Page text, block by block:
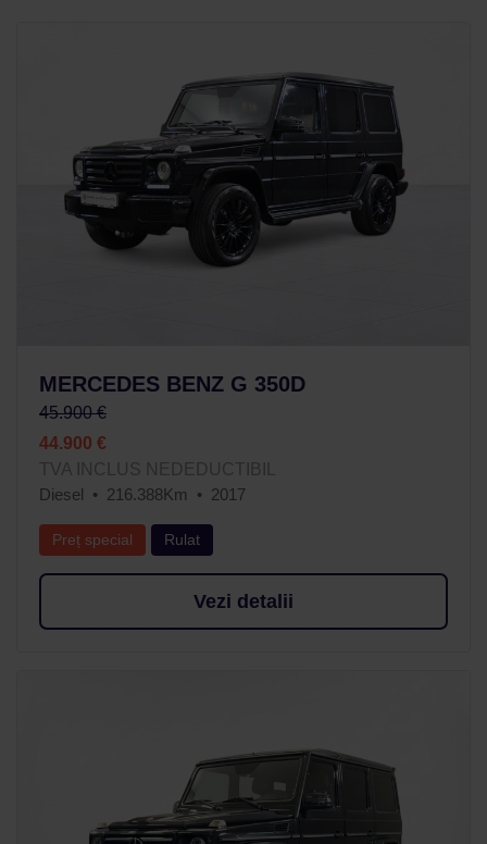
MERCEDES BENZ G 350D
45.900 €
44.900 €
TVA INCLUS NEDEDUCTIBIL
Diesel
216.388Km 2017
Preț special Rulat
Vezi detalii